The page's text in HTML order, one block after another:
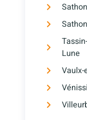
Lune
Vaulx-